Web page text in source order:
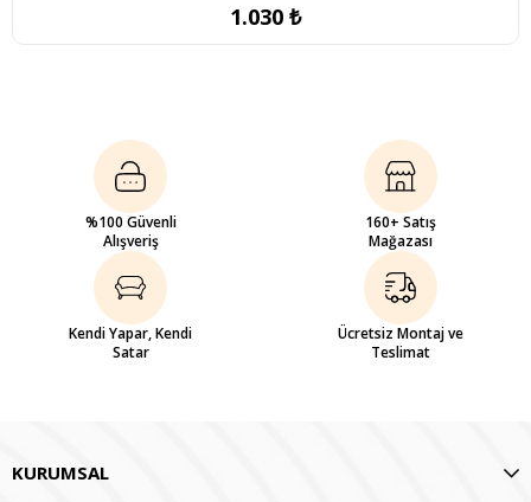
1.030 ₺
%100 Güvenli
Alışveriş
160+ Satış
Mağazası
Kendi Yapar, Kendi
Satar
Ücretsiz Montaj ve
Teslimat
KURUMSAL